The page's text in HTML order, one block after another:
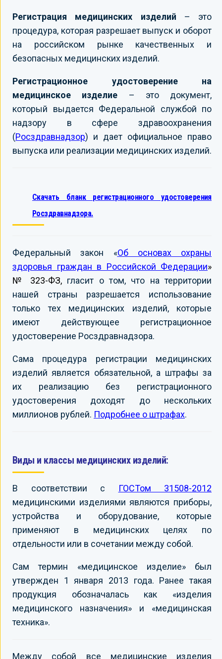
Регистрация медицинских изделий – это
процедура, которая разрешает выпуск и оборот
на российском рынке качественных и
безопасных медицинских изделий.
Регистрационное удостоверение на
медицинское изделие – это документ,
который выдается Федеральной службой по
надзору в сфере здравоохранения
(Росздравнадзор) и дает официальное право
выпуска или реализации медицинских изделий.
Скачать бланк регистрационного удостоверения
Росздравнадзора.
Федеральный закон «Об основах охраны
здоровья граждан в Российской Федерации»
№ 323-ФЗ, гласит о том, что на территории
нашей страны разрешается использование
только тех медицинских изделий, которые
имеют действующее регистрационное
удостоверение Росздравнадзора.
Сама процедура регистрации медицинских
изделий является обязательной, а штрафы за
их реализацию без регистрационного
удостоверения доходят до нескольких
миллионов рублей. Подробнее о штрафах.
Виды и классы медицинских изделий:
В соответствии с
ГОСТом 31508-2012
медицинскими изделиями являются приборы,
устройства и оборудование, которые
применяют в медицинских целях по
отдельности или в сочетании между собой.
Сам термин «медицинское изделие» был
утвержден 1 января 2013 года. Ранее такая
продукция обозначалась как «изделия
медицинского назначения» и «медицинская
техника».
Между собой все медицинские изделия